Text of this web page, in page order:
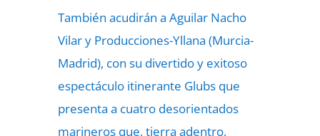
También acudirán a Aguilar Nacho
Vilar y Producciones-Yllana (Murcia-
Madrid), con su divertido y exitoso
espectáculo itinerante Glubs que
presenta a cuatro desorientados
marineros que, tierra adentro,